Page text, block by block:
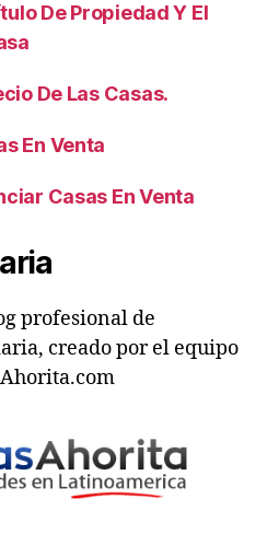
De Propiedad Y El
De Las Casas.
En Venta
Casas En Venta
profesional de
creado por el equipo